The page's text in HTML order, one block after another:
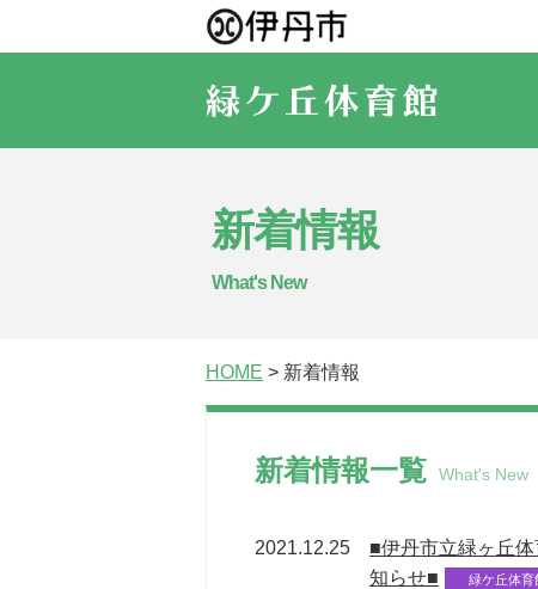
新着情報
What's New
HOME > 新着情報
新着情報一覧 What's New
2021.12.25
■伊丹市立緑ヶ丘
知らせ■
緑ケ丘体育